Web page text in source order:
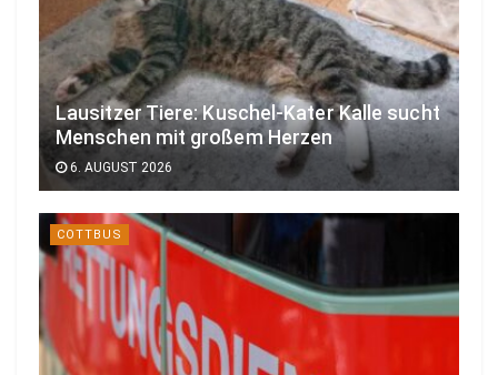
Lausitzer Tiere: Kuschel-Kater Kalle sucht
Menschen mit großem Herzen
6. AUGUST 2026
COTTBUS